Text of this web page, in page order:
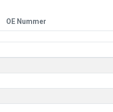
OE Nummer